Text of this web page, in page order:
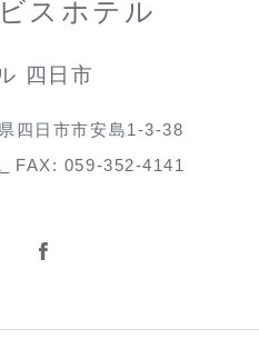
スホテル
四日市
四日市市安島1-3-38
FAX: 059-352-4141